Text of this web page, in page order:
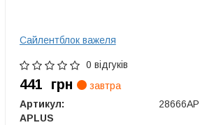
Сайлентблок важеля
0 відгуків
441 грн
завтра
Артикул:
28666AP
APLUS